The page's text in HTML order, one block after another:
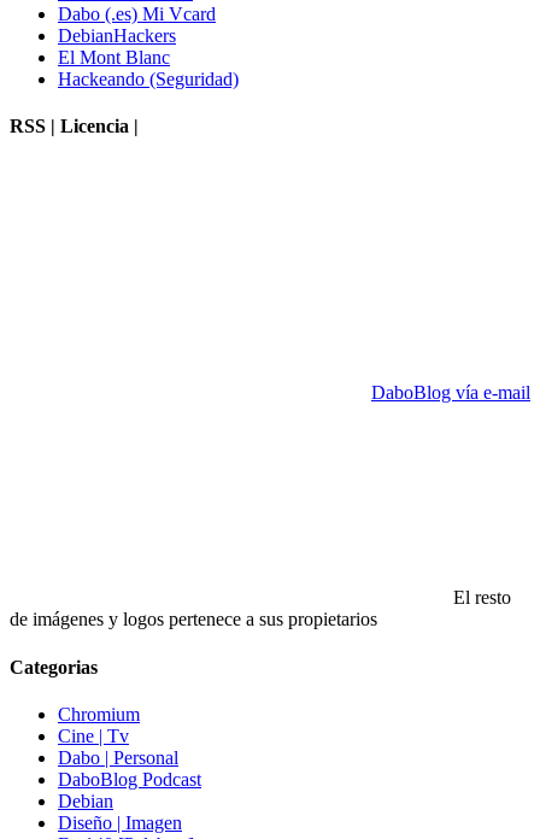
Dabo (.es) Mi Vcard
DebianHackers
El Mont Blanc
Hackeando (Seguridad)
RSS | Licencia |
DaboBlog vía e-mail
El resto
de imágenes y logos pertenece a sus propietarios
Categorias
Chromium
Cine | Tv
Dabo | Personal
DaboBlog Podcast
Debian
Diseño | Imagen